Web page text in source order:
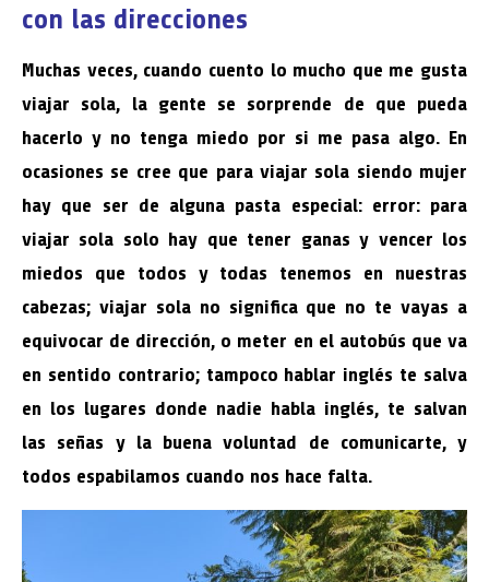
con las direcciones
Muchas veces, cuando cuento lo mucho que me gusta
viajar sola, la gente se sorprende de que pueda
hacerlo y no tenga miedo por si me pasa algo. En
ocasiones se cree que para viajar sola siendo mujer
hay que ser de alguna pasta especial: error: para
viajar sola solo hay que tener ganas y vencer los
miedos que todos y todas tenemos en nuestras
cabezas; viajar sola no significa que no te vayas a
equivocar de dirección, o meter en el autobús que va
en sentido contrario; tampoco hablar inglés te salva
en los lugares donde nadie habla inglés, te salvan
las señas y la buena voluntad de comunicarte, y
todos espabilamos cuando nos hace falta.